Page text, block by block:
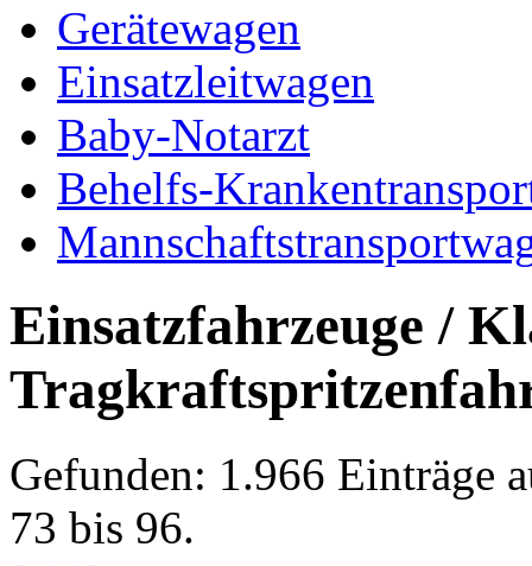
Gerätewagen
Einsatzleitwagen
Baby-Notarzt
Behelfs-
Einsatzfahrzeuge /
Gefunden: 1.966 Einträge
73 bis 96.